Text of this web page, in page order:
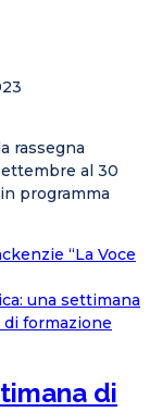
rassegna
al 30
programma
“La Voce
di